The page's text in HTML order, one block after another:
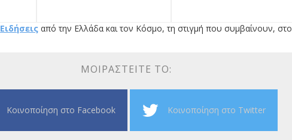
Ειδήσεις από την Ελλάδα και τον Κόσμο, τη στιγμή που συμβαίνουν, στο
ΜΟΙΡΑΣΤΕΊΤΕ ΤΟ:
Κοινοποίηση στο Facebook Κοινοποίηση στο Twitter